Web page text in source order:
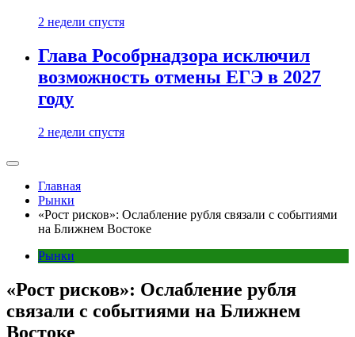
2 недели спустя
Глава Рособрнадзора исключил
возможность отмены ЕГЭ в 2027
году
2 недели спустя
Главная
Рынки
«Рост рисков»: Ослабление рубля связали с событиями
на Ближнем Востоке
Рынки
«Рост рисков»: Ослабление рубля
связали с событиями на Ближнем
Востоке